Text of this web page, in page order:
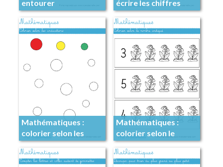
entourer
écrire les chiffres
Mathématiques :
colorier selon les
indications
Mathématiques :
colorier selon le
nombre indiqué